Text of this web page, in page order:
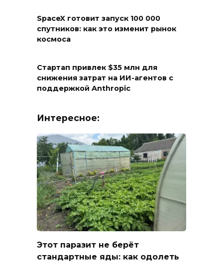
SpaceX готовит запуск 100 000
спутников: как это изменит рынок
космоса
Стартап привлек $35 млн для
снижения затрат на ИИ-агентов с
поддержкой Anthropic
Интересное:
Этот паразит не берёт
стандартные яды: как одолеть